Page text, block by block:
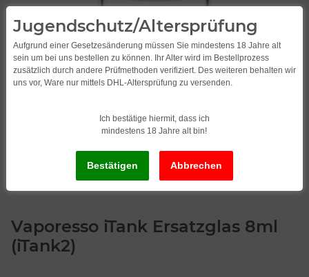
Vaporesso iTank Ersatzglas 8ml
(iTank2)
Jugendschutz/Altersprüfung
Aufgrund einer Gesetzesänderung müssen Sie mindestens 18 Jahre alt
sein um bei uns bestellen zu können. Ihr Alter wird im Bestellprozess
zusätzlich durch andere Prüfmethoden verifiziert. Des weiteren behalten wir
uns vor, Ware nur mittels DHL-Altersprüfung zu versenden.
Ich bestätige hiermit, dass ich
mindestens 18 Jahre alt bin!